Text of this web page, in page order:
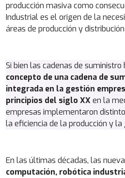
producción masiva como
Industrial es el origen de la
áreas de producción y
Si bien las cadenas de suministro
concepto de una cadena de
integrada en la gestión
principios del siglo XX en la
empresas implementaron
la eficiencia de la producción y
En las últimas décadas, las
computación, robótica